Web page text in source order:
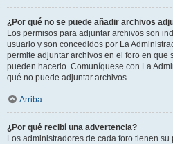
¿Por qué no se puede añadir archivos
Los permisos para adjuntar archivos son
usuario y son concedidos por La
permite adjuntar archivos en el foro en que
pueden hacerlo. Comuníquese con La
qué no puede adjuntar archivos.
Arriba
¿Por qué recibí una advertencia?
Los administradores de cada foro tienen